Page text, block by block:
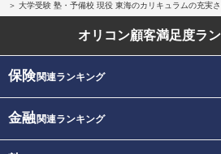
大学受験 塾・予備校 現役 東海のカリキュラムの充実
オリコン顧客満足度ラ
保険関連ランキング
金融関連ランキング